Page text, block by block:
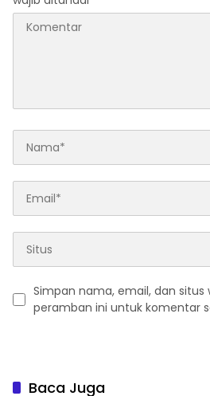
Simpan nama, email, dan situs
peramban ini untuk komentar
Baca Juga